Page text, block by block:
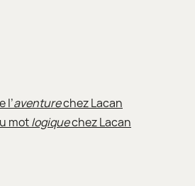
l’aventurechez Lacan
motlogiquechez Lacan